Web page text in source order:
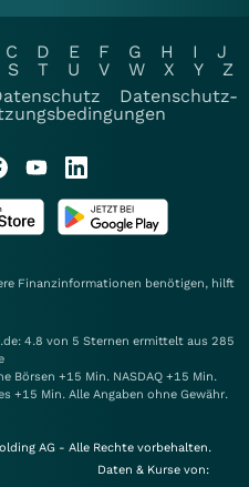
C D E F G H I
J
S T U V W X Y
Z
Datenschutz-
Finanzinformationen benötigen, hilft
4.8 von 5 Sternen ermittelt aus 285
Börsen +15 Min. NASDAQ +15 Min.
+15 Min. Alle Angaben ohne Gewähr.
AG - Alle Rechte vorbehalten.
Daten & Kurse von: